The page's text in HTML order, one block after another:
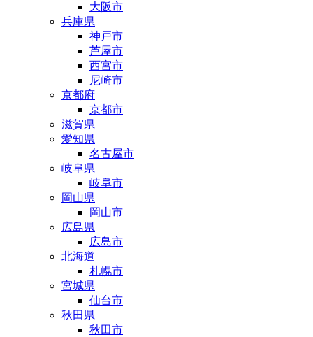
大阪市
兵庫県
神戸市
芦屋市
西宮市
尼崎市
京都府
京都市
滋賀県
愛知県
名古屋市
岐阜県
岐阜市
岡山県
岡山市
広島県
広島市
北海道
札幌市
宮城県
仙台市
秋田県
秋田市